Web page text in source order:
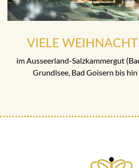
VIELE
im Ausseerland-Salzkammergut
Grundlsee, Bad Goisern bis hin